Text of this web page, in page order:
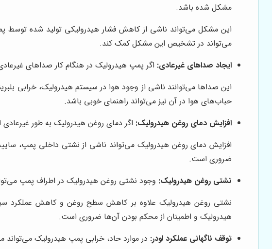
مشکل شده باشد.
این مشکل می‌تواند ناشی از کاهش فشار هیدرولیکی تولید شده
می‌تواند در تشخیص این مشکل کمک کند.
ایجاد صداهای غیرعادی: اگر پمپ هیدرولیک در هنگام کار صداهای
این صداها می‌توانند ناشی از وجود هوا در سیستم هیدرولیک، خرابی
حباب‌های هوا در آن نیز می‌تواند راهنمای خوبی باشد.
افزایش دمای روغن هیدرولیک: اگر دمای روغن هیدرولیک به طور
افزایش دمای روغن هیدرولیک می‌تواند ناشی از نشتی داخلی پمپ،
ضروری است.
نشتی روغن هیدرولیک: وجود نشتی روغن هیدرولیک در اطراف پمپ
نشتی روغن هیدرولیک علاوه بر کاهش سطح روغن و کاهش عملکرد
هیدرولیک و اطمینان از محکم بودن آن‌ها ضروری است.
توقف ناگهانی عملکرد لودر: در موارد حاد، خرابی پمپ هیدرولیک می‌تواند